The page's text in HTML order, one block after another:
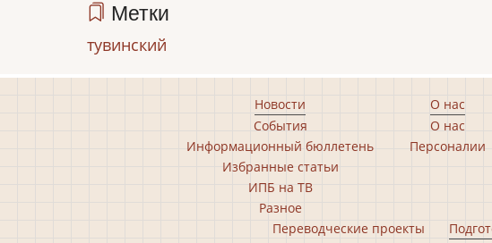
Метки
тувинский
Новости
События
Информационный бюллетень
Избранные статьи
ИПБ на ТВ
Разное
О нас
О нас
Персоналии
Переводческие проекты